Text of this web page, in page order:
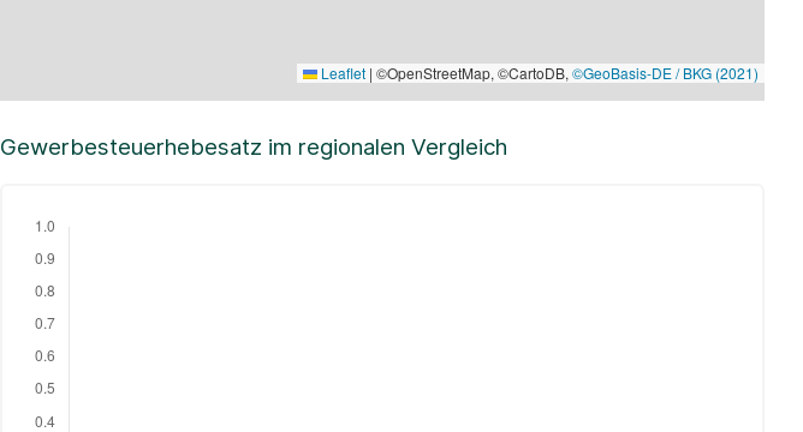
Leaflet | ©OpenStreetMap, ©CartoDB, ©GeoBasis-DE / BKG (2021)
Gewerbesteuerhebesatz im regionalen Vergleich